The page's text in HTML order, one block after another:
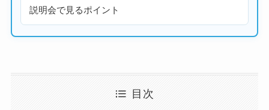
説明会で見るポイント
目次